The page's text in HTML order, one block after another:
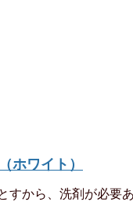
ホワイト）
すから、洗剤が必要